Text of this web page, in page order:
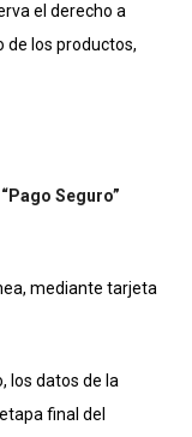
el derecho a
de los productos,
Seguro”
mediante tarjeta
los datos de la
final del